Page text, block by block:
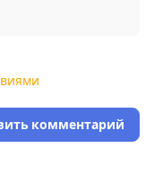
комментарий